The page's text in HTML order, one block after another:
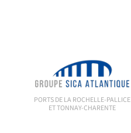
PORTS DE LA ROCHELLE-PALLICE
ET TONNAY-CHARENTE